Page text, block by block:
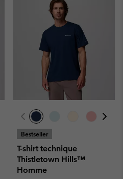
Bestseller
T-shirt technique
Thistletown Hills™
Homme